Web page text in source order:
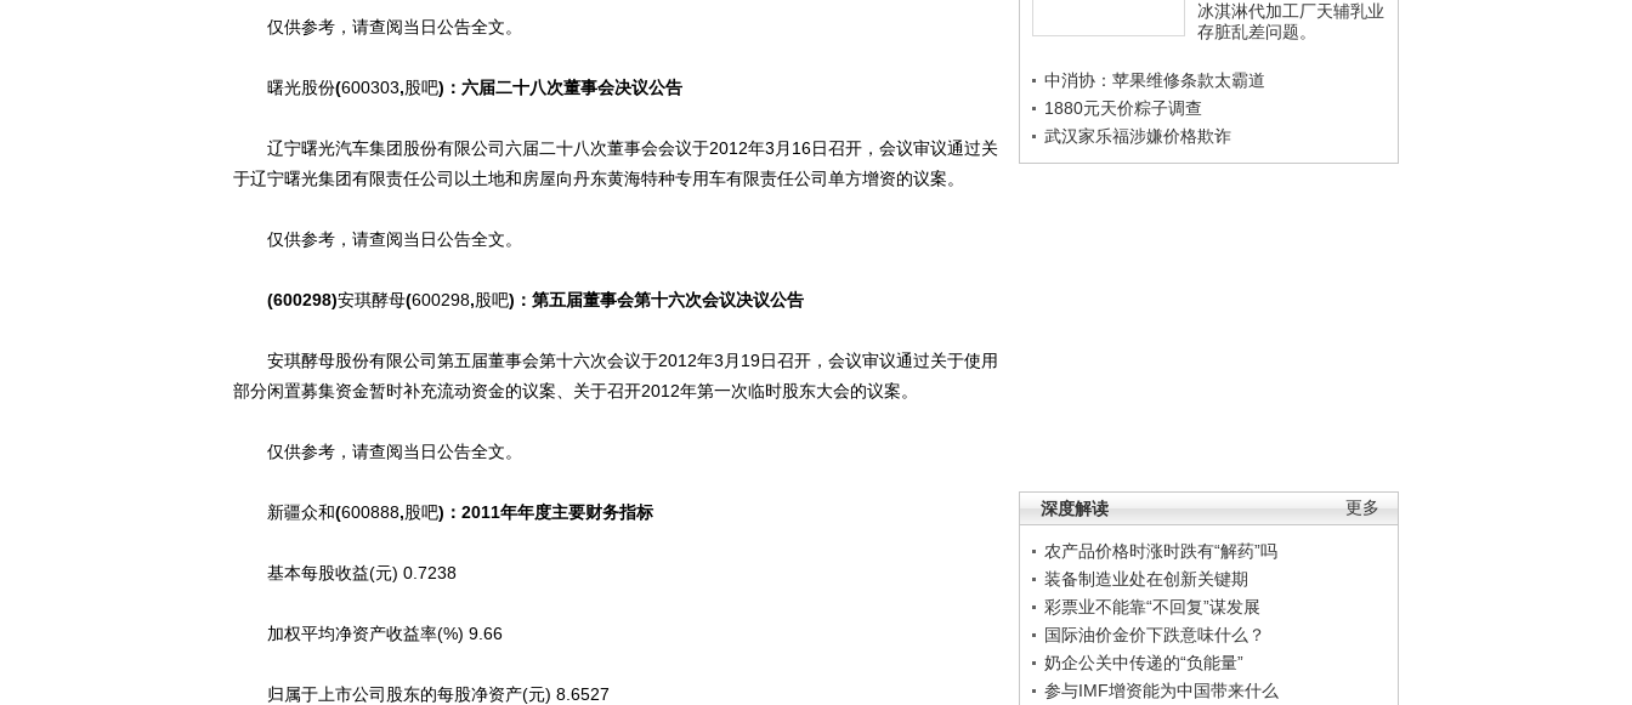
冰淇淋代加工厂天辅乳业
存脏乱差问题。
中消协：苹果维修条款太霸道
1880元天价粽子调查
武汉家乐福涉嫌价格欺诈
更多
深度解读
农产品价格时涨时跌有“解药”吗
装备制造业处在创新关键期
彩票业不能靠“不回复”谋发展
国际油价金价下跌意味什么？
奶企公关中传递的“负能量”
参与IMF增资能为中国带来什么
仅供参考，请查阅当日公告全文。
曙光股份(600303,股吧)：六届二十八次董事会决议公告
辽宁曙光汽车集团股份有限公司六届二十八次董事会会议于2012年3月16日召开，会议审议通过关
于辽宁曙光集团有限责任公司以土地和房屋向丹东黄海特种专用车有限责任公司单方增资的议案。
仅供参考，请查阅当日公告全文。
(600298)安琪酵母(600298,股吧)：第五届董事会第十六次会议决议公告
安琪酵母股份有限公司第五届董事会第十六次会议于2012年3月19日召开，会议审议通过关于使用
部分闲置募集资金暂时补充流动资金的议案、关于召开2012年第一次临时股东大会的议案。
仅供参考，请查阅当日公告全文。
新疆众和(600888,股吧)：2011年年度主要财务指标
基本每股收益(元) 0.7238
加权平均净资产收益率(%) 9.66
归属于上市公司股东的每股净资产(元) 8.6527